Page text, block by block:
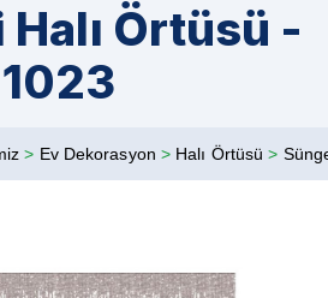
Örtüsü -
1023
> Ev Dekorasyon > Halı Örtüsü>